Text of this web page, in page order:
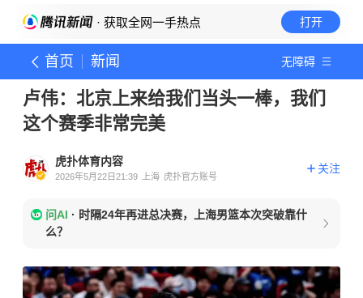
· 获取全网一手热点 打开
首页 新闻 无障碍
卢伟：北京上来给我们当头一棒，我们
这个赛季非常完美
虎扑体育内容
2026年5月22日21:39 上海 虎扑官方账号
关注
问AI · 时隔24年再进总决赛，上海男篮本次突破靠什
么？